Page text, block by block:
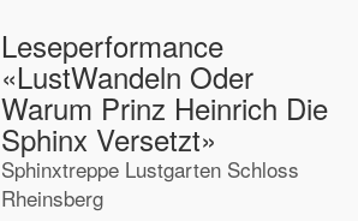
Leseperformance
«LustWandeln Oder
Warum Prinz Heinrich Die
Sphinx Versetzt»
Sphinxtreppe Lustgarten Schloss
Rheinsberg